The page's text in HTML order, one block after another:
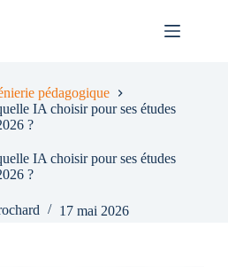
pédagogique
IA choisir pour ses études
?
IA choisir pour ses études
?
17 mai 2026